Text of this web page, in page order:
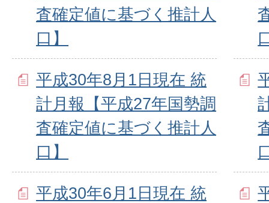
査確定値に基づく推計人
口】
平成30年8月1日現在 統
計月報【平成27年国勢調
査確定値に基づく推計人
口】
平成30年6月1日現在 統